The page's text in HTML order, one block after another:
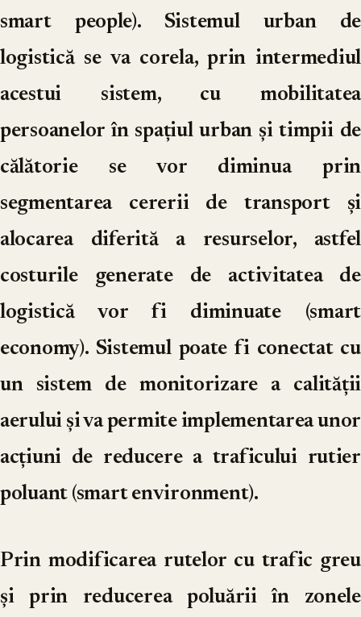
smart people). Sistemul urban de
logistică se va corela, prin intermediul
acestui sistem, cu mobilitatea
persoanelor în spațiul urban și timpii de
călătorie se vor diminua prin
segmentarea cererii de transport și
alocarea diferită a resurselor, astfel
costurile generate de activitatea de
logistică vor fi diminuate (smart
economy). Sistemul poate fi conectat cu
un sistem de monitorizare a calității
aerului și va permite implementarea unor
acțiuni de reducere a traficului rutier
poluant (smart environment).
Prin modificarea rutelor cu trafic greu
și prin reducerea poluării în zonele